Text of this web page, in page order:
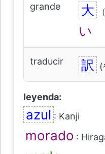
grande 大
い
traducir 訳
leyenda:
azul : Kanji
morado :